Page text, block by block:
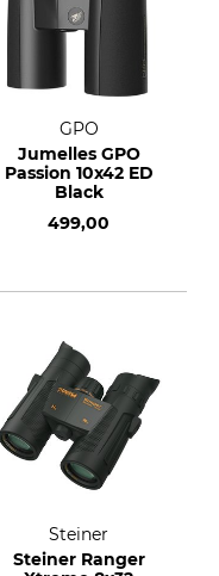
GPO
Jumelles GPO
Passion 10x42 ED
Black
499,00
Steiner
Steiner Ranger